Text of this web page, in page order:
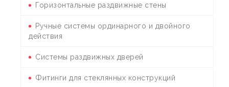
Горизонтальные раздвижные стены
Ручные системы ординарного и двойного
действия
Системы раздвижных дверей
Фитинги для стеклянных конструкций